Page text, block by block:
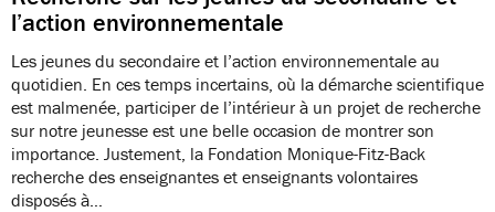
l’action environnementale
Les jeunes du secondaire et l’action environnementale au
quotidien. En ces temps incertains, où la démarche scientifique
est malmenée, participer de l’intérieur à un projet de recherche
sur notre jeunesse est une belle occasion de montrer son
importance. Justement, la Fondation Monique-Fitz-Back
recherche des enseignantes et enseignants volontaires
disposés à…